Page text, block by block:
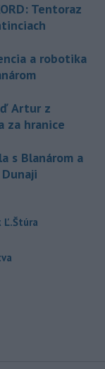
Tentoraz
a robotika
Artur z
za hranice
s Blanárom a
Ľ.Štúra